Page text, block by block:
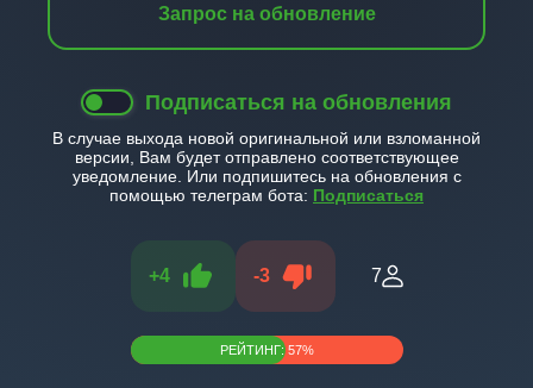
Запрос на обновление
Подписаться на обновления
В случае выхода новой оригинальной или взломанной
версии, Вам будет отправлено соответствующее
уведомление. Или подпишитесь на обновления с
помощью телеграм бота: Подписаться
+4 -3 7
РЕЙТИНГ:57%